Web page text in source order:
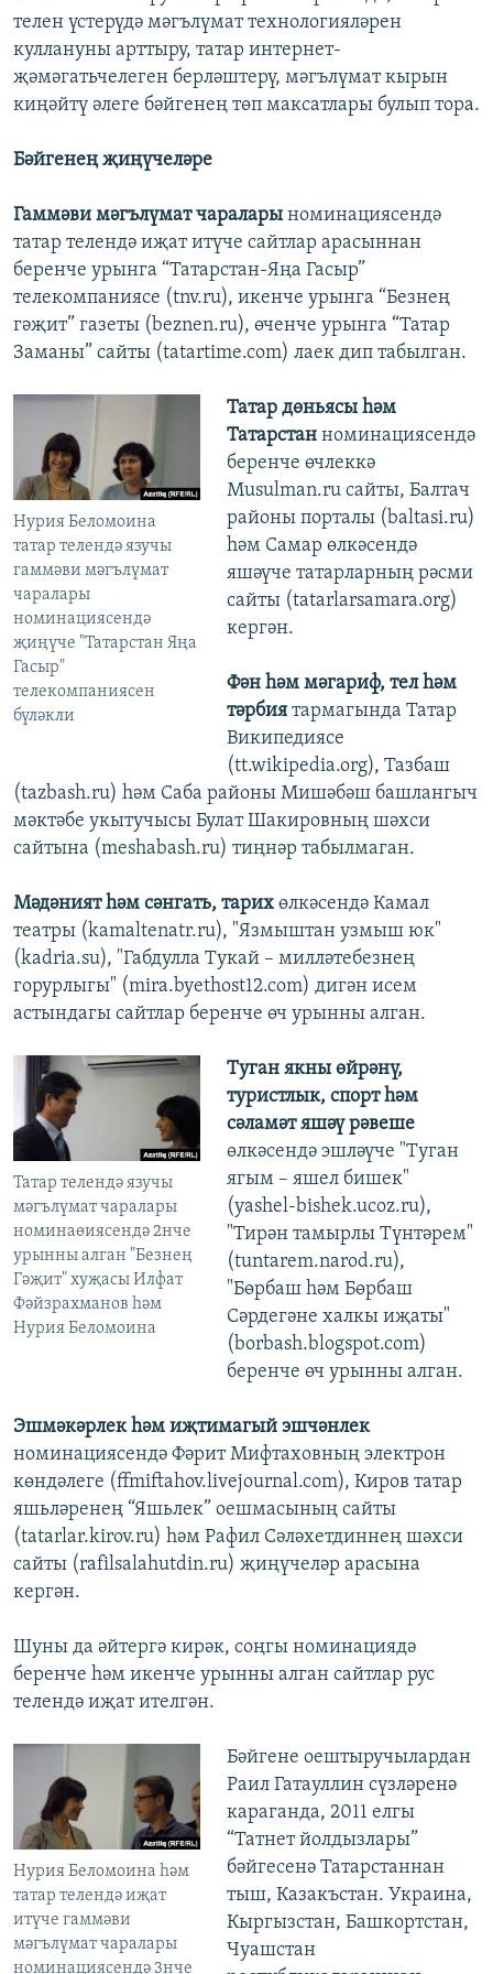
телен үстерүдә мәгълүмат технологияләрен
куллануны арттыру, татар интернет-
җәмәгатьчелеген берләштерү, мәгълүмат кырын
киңәйтү әлеге бәйгенең төп максатлары булып тора.
Бәйгенең җиңүчеләре
Гаммәви мәгълүмат чаралары номинациясендә
татар телендә иҗат итүче сайтлар арасыннан
беренче урынга “Татарстан-Яңа Гасыр”
телекомпаниясе (tnv.ru), икенче урынга “Безнең
гәҗит” газеты (beznen.ru), өченче урынга “Татар
Заманы” сайты (tatartime.com) лаек дип табылган.
Нурия Беломоина
татар телендә язучы
гаммәви мәгълүмат
чаралары
номинациясендә
җиңүче "Татарстан Яңа
Гасыр"
телекомпаниясен
бүләкли
Татар дөньясы һәм
Татарстанноминациясендә
беренче өчлеккә
Musulman.ru сайты, Балтач
районы порталы (baltasi.ru)
һәм Самар өлкәсендә
яшәүче татарларның рәсми
сайты (tatarlarsamara.org)
кергән.
Фән һәм мәгариф, тел һәм
тәрбиятармагында Татар
Википедиясе
(tt.wikipedia.org), Тазбаш
(tazbash.ru) һәм Саба районы Мишәбәш башлангыч
мәктәбе укытучысы Булат Шакировның шәхси
сайтына (meshabash.ru) тиңнәр табылмаган.
Мәдәният һәм сәнгать, тарих өлкәсендә Камал
театры (kamaltenatr.ru), "Язмыштан узмыш юк"
(kadria.su), "Габдулла Тукай – милләтебезнең
горурлыгы" (mira.byethost12.com) дигән исем
астындагы сайтлар беренче өч урынны алган.
Татар телендә язучы
мәгълүмат чаралары
номинаөиясендә 2нче
урынны алган "Безнең
Гәҗит" хуҗасы Илфат
Фәйзрахманов һәм
Нурия Беломоина
Туган якны өйрәнү,
туристлык, спорт һәм
сәламәт яшәү рәвеше
өлкәсендә эшләүче "Туган
ягым – яшел бишек"
(yashel-bishek.ucoz.ru),
"Тирән тамырлы Түнтәрем"
(tuntarem.narod.ru),
"Бөрбаш һәм Бөрбаш
Сәрдегәне халкы иҗаты"
(borbash.blogspot.com)
беренче өч урынны алган.
Эшмәкәрлек һәм иҗтимагый эшчәнлек
номинациясендә Фәрит Мифтаховның электрон
көндәлеге (ffmiftahov.livejournal.com), Киров татар
яшьләренең “Яшьлек” оешмасының сайты
(tatarlar.kirov.ru) һәм Рафил Сәләхетдиннең шәхси
сайты (rafilsalahutdin.ru) җиңүчеләр арасына
кергән.
Шуны да әйтергә кирәк, соңгы номинациядә
беренче һәм икенче урынны алган сайтлар рус
телендә иҗат ителгән.
Нурия Беломоина һәм
татар телендә иҗат
итүче гаммәви
мәгълүмат чаралары
номинациясендә 3нче
Бәйгене оештыручылардан
Раил Гатауллин сүзләренә
караганда, 2011 елгы
“Татнет йолдызлары”
бәйгесенә Татарстаннан
тыш, Казакъстан. Украина,
Кыргызстан, Башкортстан,
Чуашстан